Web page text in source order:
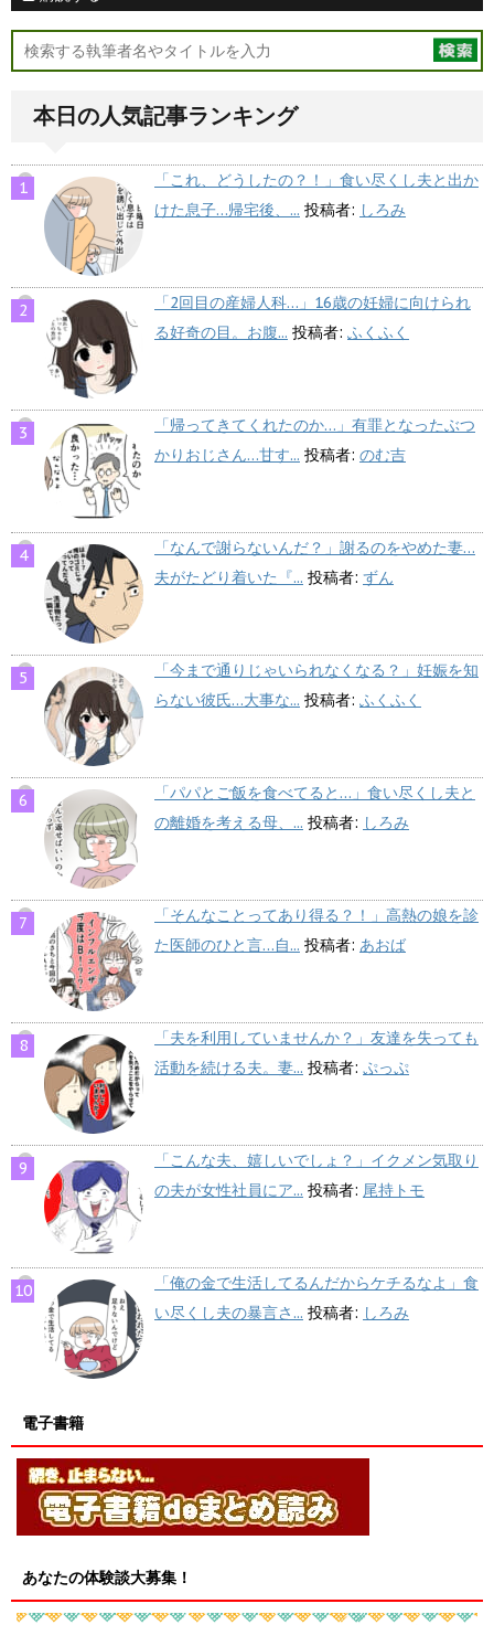
本日の人気記事ランキング
「これ、どうしたの？！」食い尽くし夫と出か
けた息子…帰宅後、... 投稿者: しろみ
「2回目の産婦人科…」16歳の妊婦に向けられ
る好奇の目。お腹... 投稿者: ふくふく
「帰ってきてくれたのか…」有罪となったぶつ
かりおじさん…甘す... 投稿者: のむ吉
「なんで謝らないんだ？」謝るのをやめた妻…
夫がたどり着いた『... 投稿者: ずん
「今まで通りじゃいられなくなる？」妊娠を知
らない彼氏…大事な... 投稿者: ふくふく
「パパとご飯を食べてると…」食い尽くし夫と
の離婚を考える母、... 投稿者: しろみ
「そんなことってあり得る？！」高熱の娘を診
た医師のひと言…自... 投稿者: あおば
「夫を利用していませんか？」友達を失っても
活動を続ける夫。妻... 投稿者: ぷっぷ
「こんな夫、嬉しいでしょ？」イクメン気取り
の夫が女性社員にア... 投稿者: 尾持トモ
「俺の金で生活してるんだからケチるなよ」食
い尽くし夫の暴言さ... 投稿者: しろみ
電子書籍
あなたの体験談大募集！